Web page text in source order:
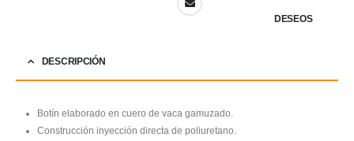
DESEOS
DESCRIPCIÓN
Botín elaborado en cuero de vaca gamuzado.
Construcción inyección directa de poliuretano.